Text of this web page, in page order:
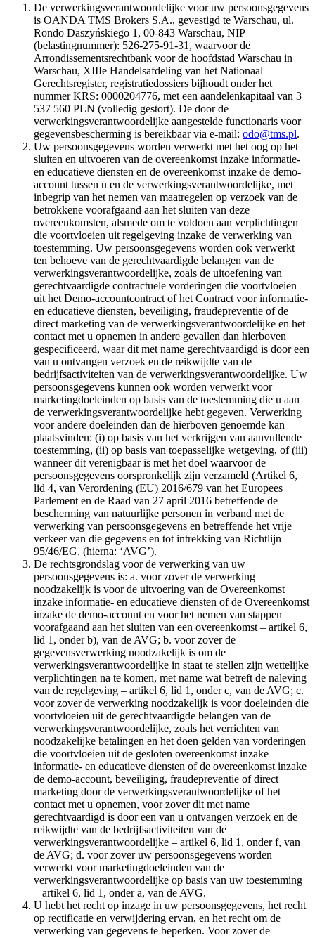
De verwerkingsverantwoordelijke voor uw persoonsgegevens
is OANDA TMS Brokers S.A., gevestigd te Warschau, ul.
Rondo Daszyńskiego 1, 00-843 Warschau, NIP
(belastingnummer): 526-275-91-31, waarvoor de
Arrondissementsrechtbank voor de hoofdstad Warschau in
Warschau, XIIIe Handelsafdeling van het Nationaal
Gerechtsregister, registratiedossiers bijhoudt onder het
nummer KRS: 0000204776, met een aandelenkapitaal van 3
537 560 PLN (volledig gestort). De door de
verwerkingsverantwoordelijke aangestelde functionaris voor
gegevensbescherming is bereikbaar via e-mail: odo@tms.pl.
Uw persoonsgegevens worden verwerkt met het oog op het
sluiten en uitvoeren van de overeenkomst inzake informatie-
en educatieve diensten en de overeenkomst inzake de demo-
account tussen u en de verwerkingsverantwoordelijke, met
inbegrip van het nemen van maatregelen op verzoek van de
betrokkene voorafgaand aan het sluiten van deze
overeenkomsten, alsmede om te voldoen aan verplichtingen
die voortvloeien uit regelgeving inzake de verwerking van
toestemming. Uw persoonsgegevens worden ook verwerkt
ten behoeve van de gerechtvaardigde belangen van de
verwerkingsverantwoordelijke, zoals de uitoefening van
gerechtvaardigde contractuele vorderingen die voortvloeien
uit het Demo-accountcontract of het Contract voor informatie-
en educatieve diensten, beveiliging, fraudepreventie of de
direct marketing van de verwerkingsverantwoordelijke en het
contact met u opnemen in andere gevallen dan hierboven
gespecificeerd, waar dit met name gerechtvaardigd is door een
van u ontvangen verzoek en de reikwijdte van de
bedrijfsactiviteiten van de verwerkingsverantwoordelijke. Uw
persoonsgegevens kunnen ook worden verwerkt voor
marketingdoeleinden op basis van de toestemming die u aan
de verwerkingsverantwoordelijke hebt gegeven. Verwerking
voor andere doeleinden dan de hierboven genoemde kan
plaatsvinden: (i) op basis van het verkrijgen van aanvullende
toestemming, (ii) op basis van toepasselijke wetgeving, of (iii)
wanneer dit verenigbaar is met het doel waarvoor de
persoonsgegevens oorspronkelijk zijn verzameld (Artikel 6,
lid 4, van Verordening (EU) 2016/679 van het Europees
Parlement en de Raad van 27 april 2016 betreffende de
bescherming van natuurlijke personen in verband met de
verwerking van persoonsgegevens en betreffende het vrije
verkeer van die gegevens en tot intrekking van Richtlijn
95/46/EG, (hierna: ‘AVG’).
De rechtsgrondslag voor de verwerking van uw
persoonsgegevens is: a. voor zover de verwerking
noodzakelijk is voor de uitvoering van de Overeenkomst
inzake informatie- en educatieve diensten of de Overeenkomst
inzake de demo-account en voor het nemen van stappen
voorafgaand aan het sluiten van een overeenkomst – artikel 6,
lid 1, onder b), van de AVG; b. voor zover de
gegevensverwerking noodzakelijk is om de
verwerkingsverantwoordelijke in staat te stellen zijn wettelijke
verplichtingen na te komen, met name wat betreft de naleving
van de regelgeving – artikel 6, lid 1, onder c, van de AVG; c.
voor zover de verwerking noodzakelijk is voor doeleinden die
voortvloeien uit de gerechtvaardigde belangen van de
verwerkingsverantwoordelijke, zoals het verrichten van
noodzakelijke betalingen en het doen gelden van vorderingen
die voortvloeien uit de gesloten overeenkomst inzake
informatie- en educatieve diensten of de overeenkomst inzake
de demo-account, beveiliging, fraudepreventie of direct
marketing door de verwerkingsverantwoordelijke of het
contact met u opnemen, voor zover dit met name
gerechtvaardigd is door een van u ontvangen verzoek en de
reikwijdte van de bedrijfsactiviteiten van de
verwerkingsverantwoordelijke – artikel 6, lid 1, onder f, van
de AVG; d. voor zover uw persoonsgegevens worden
verwerkt voor marketingdoeleinden van de
verwerkingsverantwoordelijke op basis van uw toestemming
– artikel 6, lid 1, onder a, van de AVG.
U hebt het recht op inzage in uw persoonsgegevens, het recht
op rectificatie en verwijdering ervan, en het recht om de
verwerking van gegevens te beperken. Voor zover de